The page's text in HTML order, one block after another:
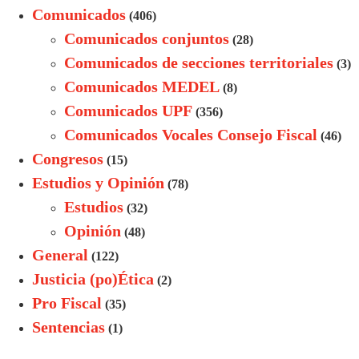
Comunicados (406)
Comunicados conjuntos (28)
Comunicados de secciones territoriales (3)
Comunicados MEDEL (8)
Comunicados UPF (356)
Comunicados Vocales Consejo Fiscal (46)
Congresos (15)
Estudios y Opinión (78)
Estudios (32)
Opinión (48)
General (122)
Justicia (po)Ética (2)
Pro Fiscal (35)
Sentencias (1)